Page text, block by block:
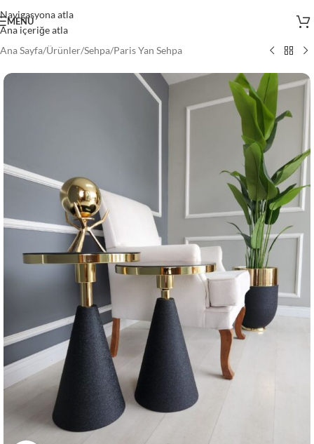
Navigasyona atla
Ana içeriğe atla
MENÜ
Ana Sayfa/Ürünler/Sehpa/Paris Yan Sehpa